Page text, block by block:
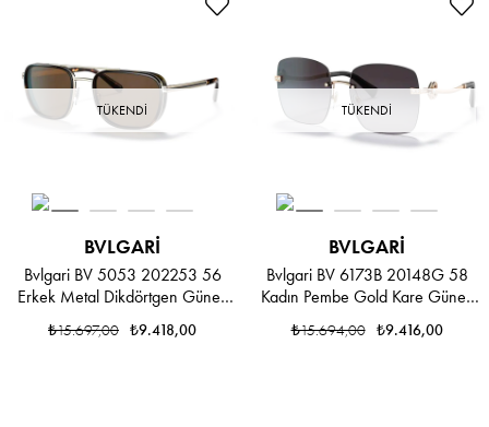
TÜKENDI
BVLGARI
Bvlgari BV 5053 202253 56
Erkek Metal Dikdörtgen Güneş
Gözlüğü₺9.418,00
₺15.697,00
TÜKENDI
BVLGARI
Bvlgari BV 6173B 20148G 58
Kadın Pembe Gold Kare Güneş
Gözlüğü₺9.416,00
₺15.694,00